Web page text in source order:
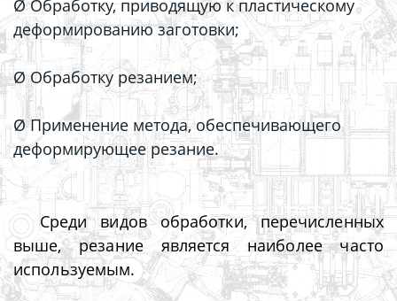
Ø Обработку, приводящую к пластическому
деформированию заготовки;
Ø Обработку резанием;
Ø Применение метода, обеспечивающего
деформирующее резание.
Среди видов обработки, перечисленных
выше, резание является наиболее часто
используемым.